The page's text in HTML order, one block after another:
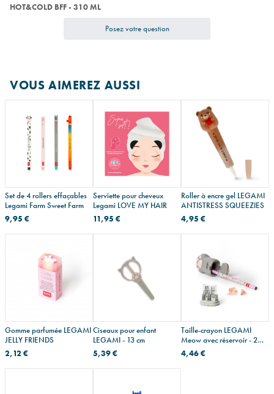
HOT&COLD BFF - 310 ML
Posez votre question
VOUS AIMEREZ AUSSI
Set de 4 rollers effaçables
Legami Farm Sweet Farm
9,95 €
Serviette pour cheveux
Legami LOVE MY HAIR
11,95 €
Roller à encre gel LEGAMI
ANTISTRESS SQUEEZIES
4,95 €
Gomme parfumée LEGAMI
JELLY FRIENDS
2,12 €
Ciseaux pour enfant
LEGAMI - 13 cm
5,39 €
Taille-crayon LEGAMI
Meow avec réservoir - 2
trous
4,46 €